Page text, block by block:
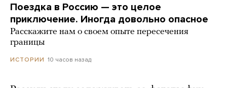
Поездка в Россию — это целое
приключение. Иногда довольно опасное
Расскажите нам о своем опыте пересечения
границы
ИСТОРИИ 10 часов назад